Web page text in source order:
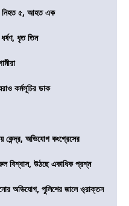
নিহত ৫, আহত এক
ধৃত তিন
কর্মসূচির ডাক
অভিযোগ কংগ্রেসের
বিশ্বাস, উঠছে একাধিক প্রশ্ন
অভিযোগ, পুলিশের জালে ও্রাক্তন